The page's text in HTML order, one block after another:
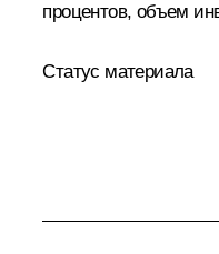
процентов, объем
Статус материала